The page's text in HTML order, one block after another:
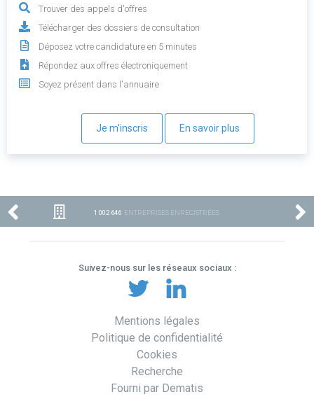
Trouver des appels d'offres
Télécharger des dossiers de consultation
Déposez votre candidature en 5 minutes
Répondez aux offres électroniquement
Soyez présent dans l'annuaire
Je m'inscris En savoir plus
1 002 646 ENTREPRISES ENREGISTRÉES
Suivez-nous sur les réseaux sociaux :
Mentions légales
Politique de confidentialité
Cookies
Recherche
Fourni par Dematis